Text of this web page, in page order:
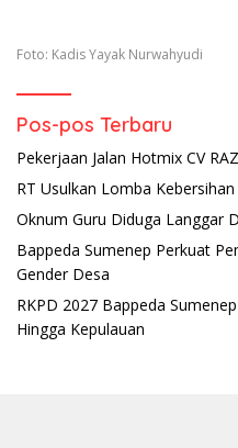
Foto: Kadis Yayak Nurwahyudi
Pos-pos Terbaru
Pekerjaan Jalan Hotmix CV
RT Usulkan Lomba
Oknum Guru Diduga Langgar
Bappeda Sumenep Perkuat
Gender Desa
RKPD 2027 Bappeda
Hingga Kepulauan